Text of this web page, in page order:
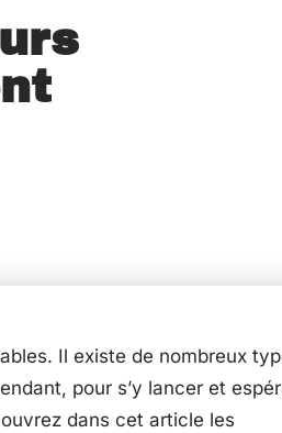
Il existe de nombreux
pour s’y lancer et
dans cet article les